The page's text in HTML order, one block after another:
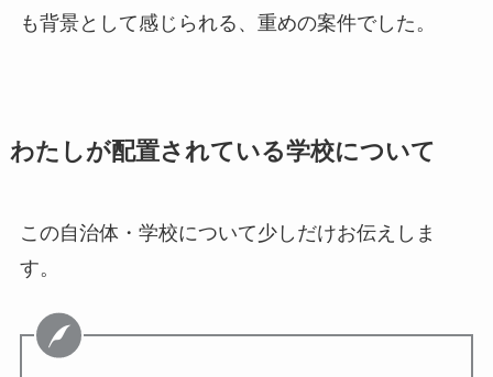
も背景として感じられる、重めの案件でした。
わたしが配置されている学校について
この自治体・学校について少しだけお伝えしま
す。